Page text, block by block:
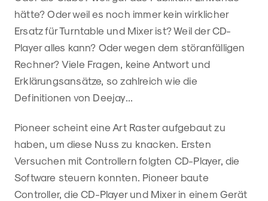
hätte? Oder weil es noch immer kein wirklicher
Ersatz für Turntable und Mixer ist? Weil der CD-
Player alles kann? Oder wegen dem störanfälligen
Rechner? Viele Fragen, keine Antwort und
Erklärungsansätze, so zahlreich wie die
Definitionen von Deejay...
Pioneer scheint eine Art Raster aufgebaut zu
haben, um diese Nuss zu knacken. Ersten
Versuchen mit Controllern folgten CD-Player, die
Software steuern konnten. Pioneer baute
Controller, die CD-Player und Mixer in einem Gerät